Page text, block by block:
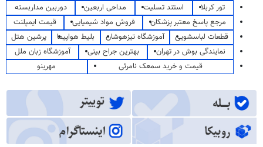
تور کربلا
استند تسلیت مداحی اربعین
دوربین مداربسته
مرجع پاسخ معتبر پزشکان
فروش مواد شیمیایی
قیمت ایمپلنت
قطعات لباسشویی
آموزشگاه تیزهوشان بلیط هواپیما
پرشین هتل
نمایندگی بوش در تهران
بهترین جراح بینی
آموزشگاه زبان ملل
قیمت و خرید سمعک نامرئی
مهرینو